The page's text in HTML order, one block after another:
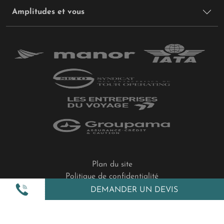
DEMANDER UN DEVIS
Météo: Quelques précipitations peuvent être
rien qui ne vous empêcherait de profiter d'un
séjour sur place ! L'occasion de découvrir le pays
durant une période plus tranquille, hors des
sentiers battus, alors que le soleil brille la plupart
Où partir ?De belles randonnées en perspective
manquez pas Taïf et sa culture de la rose.
LES VACANCES D’ÉTÉ
Amplitudes et vous
Plan du site
Politique de confidentialité
Gestion des cookies
Mentions légales